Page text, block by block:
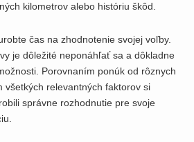
kilometrov alebo históriu škôd.
čas na zhodnotenie svojej voľby.
je dôležité neponáhľať sa a dôkladne
Porovnaním ponúk od rôznych
relevantných faktorov si
správne rozhodnutie pre svoje